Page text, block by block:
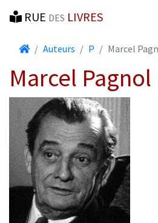
RUE DES LIVRES
AccueilAuteurs P Marcel
Marcel Pagnol